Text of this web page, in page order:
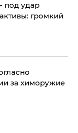
под удар
громкий
за химоружие